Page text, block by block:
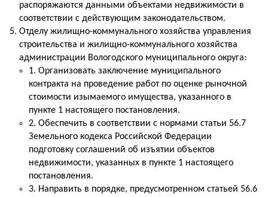
распоряжаются данными объектами недвижимости в
соответствии с действующим законодательством.
Отделу жилищно-коммунального хозяйства управления
строительства и жилищно-коммунального хозяйства
администрации Вологодского муниципального округа:
1. Организовать заключение муниципального
контракта на проведение работ по оценке рыночной
стоимости изымаемого имущества, указанного в
пункте 1 настоящего постановления.
2. Обеспечить в соответствии с нормами статьи 56.7
Земельного кодекса Российской Федерации
подготовку соглашений об изъятии объектов
недвижимости, указанных в пункте 1 настоящего
постановления.
3. Направить в порядке, предусмотренном статьей 56.6